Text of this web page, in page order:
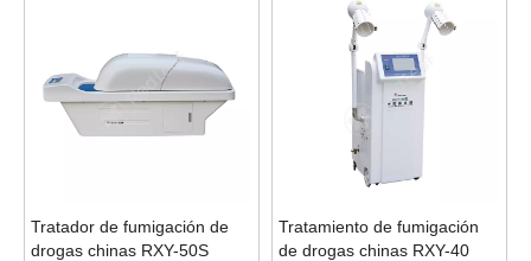
Tratador de fumigación de
drogas chinas RXY-50S
Tratamiento de fumigación
de drogas chinas RXY-40